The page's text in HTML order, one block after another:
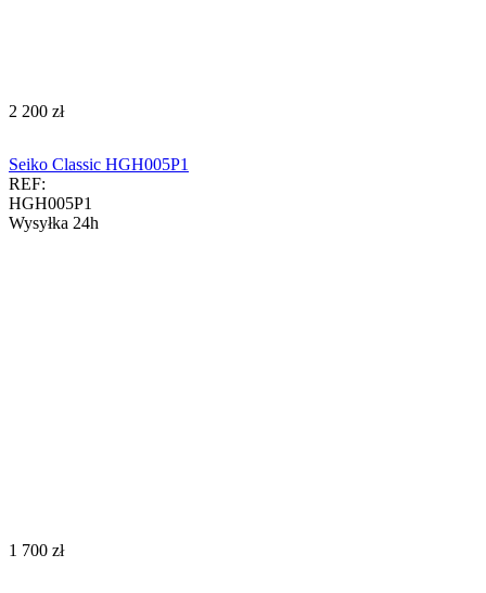
‍2 200‍ zł
Seiko Classic HGH005P1
REF:
HGH005P1
Wysyłka 24h
‍1 700‍ zł